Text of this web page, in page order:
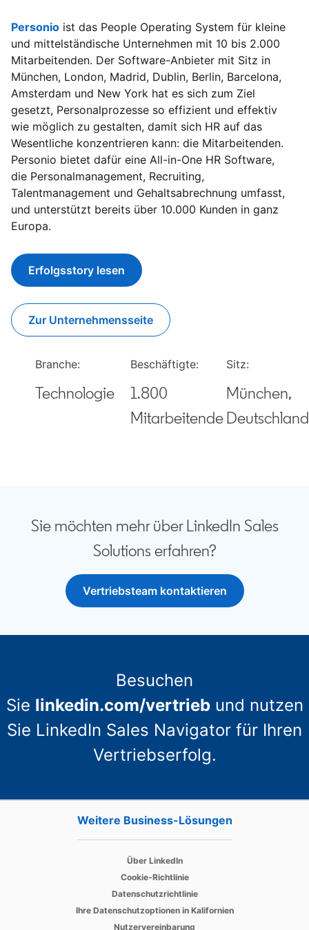
Personio opens in a new tab
ist das People Operating System für kleine
und mittelständische Unternehmen mit 10 bis 2.000
Mitarbeitenden. Der Software-Anbieter mit Sitz in
München, London, Madrid, Dublin, Berlin, Barcelona,
Amsterdam und New York hat es sich zum Ziel
gesetzt, Personalprozesse so effizient und effektiv
wie möglich zu gestalten, damit sich HR auf das
Wesentliche konzentrieren kann: die Mitarbeitenden.
Personio bietet dafür eine All-in-One HR Software,
die Personalmanagement, Recruiting,
Talentmanagement und Gehaltsabrechnung umfasst,
und unterstützt bereits über 10.000 Kunden in ganz
Europa.
Erfolgsstory lesen
opens in a new tab
Zur Unternehmensseite
opens in a new tab
Branche:
Technologie
Beschäftigte:
1.800
Mitarbeitende
Sitz:
München,
Deutschland
Sie möchten mehr über LinkedIn Sales
Solutions erfahren?
Vertriebsteam kontaktieren
Besuchen
Sie linkedin.com/vertriebund nutzen
Sie LinkedIn Sales Navigator für Ihren
Vertriebserfolg.
Weitere Business-Lösungen
Über LinkedIn
Cookie-Richtlinie
Datenschutzrichtlinie
Ihre Datenschutzoptionen in Kalifornien
Nutzervereinbarung